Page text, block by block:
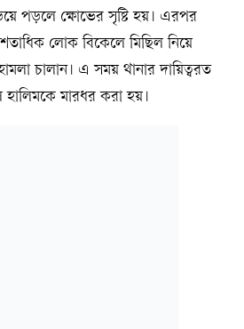
পড়লে ক্ষোভের সৃষ্টি হয়। এরপর
লোক বিকেলে মিছিল নিয়ে
চালান। এ সময় থানার দায়িত্বরত
মারধর করা হয়।